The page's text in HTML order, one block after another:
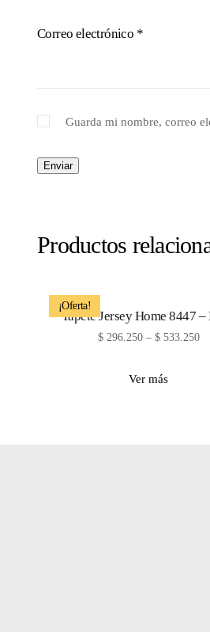
Correo electrónico *
Guarda mi nombre, correo
Productos
¡Oferta!
Tapete Jersey Home 8447 –
$296.250– $533.250
Ver más